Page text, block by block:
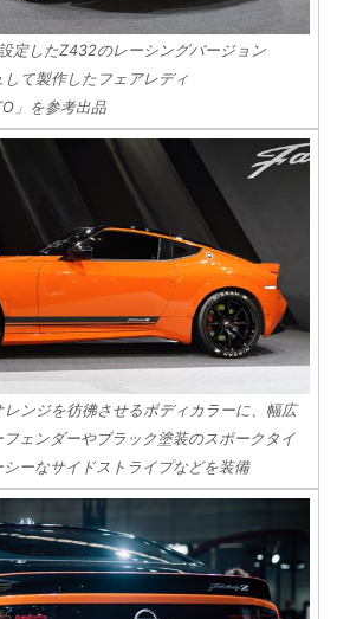
定したZ432のレーシングバージョン
して製作したフェアレディ
」を参考出品
ンジを彷彿させるボディカラーに、幅広
ェンダーやブラック塗装のスポークタイ
ーなサイドストライプなどを装備